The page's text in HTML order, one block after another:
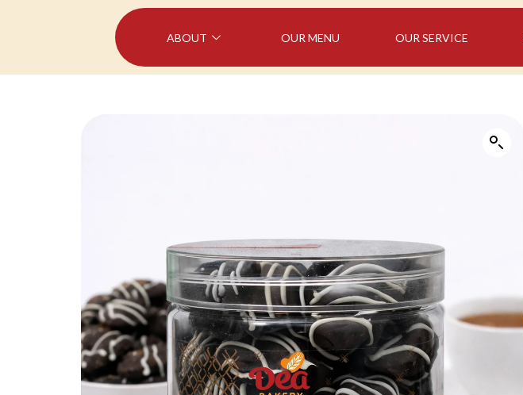
ABOUT OUR MENU OUR SERVICE